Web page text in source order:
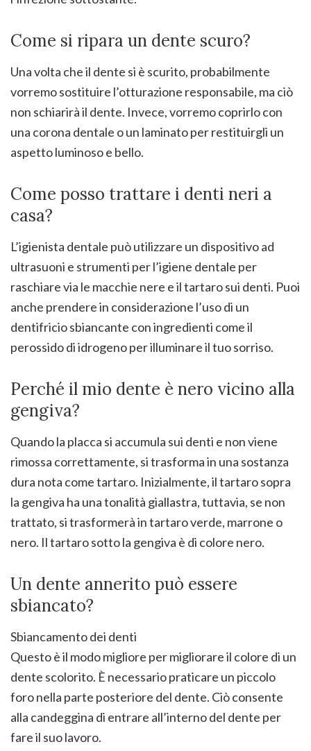
Come si ripara un dente scuro?
Una volta che il dente si è scurito, probabilmente
vorremo sostituire l’otturazione responsabile, ma ciò
non schiarirà il dente. Invece, vorremo coprirlo con
una corona dentale o un laminato per restituirgli un
aspetto luminoso e bello.
Come posso trattare i denti neri a
casa?
L’igienista dentale può utilizzare un dispositivo ad
ultrasuoni e strumenti per l’igiene dentale per
raschiare via le macchie nere e il tartaro sui denti. Puoi
anche prendere in considerazione l’uso di un
dentifricio sbiancante con ingredienti come il
perossido di idrogeno per illuminare il tuo sorriso.
Perché il mio dente è nero vicino alla
gengiva?
Quando la placca si accumula sui denti e non viene
rimossa correttamente, si trasforma in una sostanza
dura nota come tartaro. Inizialmente, il tartaro sopra
la gengiva ha una tonalità giallastra, tuttavia, se non
trattato, si trasformerà in tartaro verde, marrone o
nero. Il tartaro sotto la gengiva è di colore nero.
Un dente annerito può essere
sbiancato?
Sbiancamento dei denti
Questo è il modo migliore per migliorare il colore di un
dente scolorito. È necessario praticare un piccolo
foro nella parte posteriore del dente. Ciò consente
alla candeggina di entrare all’interno del dente per
fare il suo lavoro.